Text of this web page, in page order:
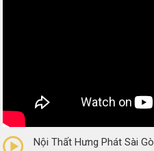
(0 Reviews)
Nội Thất Hưng Phát Sài